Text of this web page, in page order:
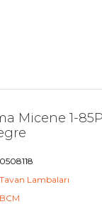
Micene 1-
0508118
Tavan Lambaları
BCM